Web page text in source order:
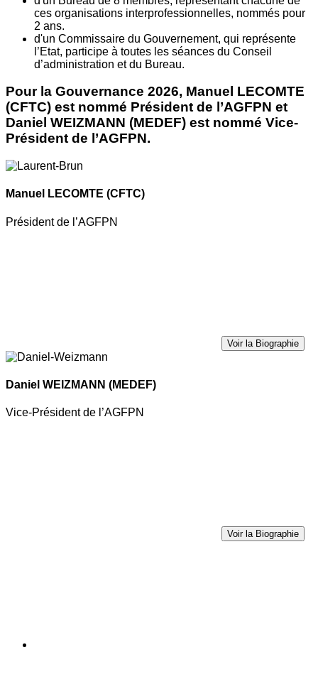
ces organisations interprofessionnelles, nommés pour
2 ans.
d'un Commissaire du Gouvernement, qui représente
l’Etat, participe à toutes les séances du Conseil
d’administration et du Bureau.
Pour la Gouvernance 2026, Manuel LECOMTE
(CFTC) est nommé Président de l’AGFPN et
Daniel WEIZMANN (MEDEF) est nommé Vice-
Président de l’AGFPN.
Manuel LECOMTE (CFTC)
Président de l’AGFPN
Voir la Biographie
Daniel WEIZMANN (MEDEF)
Vice-Président de l’AGFPN
Voir la Biographie